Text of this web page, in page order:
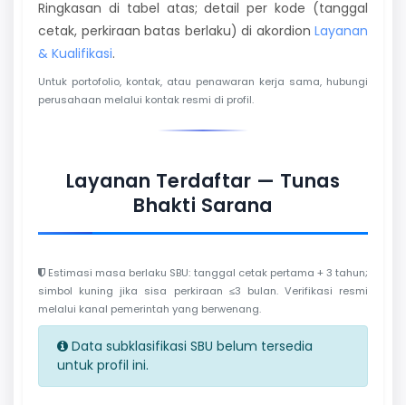
Ringkasan di tabel atas; detail per kode (tanggal
cetak, perkiraan batas berlaku) di akordion Layanan
& Kualifikasi.
Untuk portofolio, kontak, atau penawaran kerja sama, hubungi
perusahaan melalui kontak resmi di profil.
Layanan Terdaftar — Tunas
Bhakti Sarana
Estimasi masa berlaku SBU: tanggal cetak pertama + 3 tahun;
simbol kuning jika sisa perkiraan ≤3 bulan. Verifikasi resmi
melalui kanal pemerintah yang berwenang.
Data subklasifikasi SBU belum tersedia
untuk profil ini.